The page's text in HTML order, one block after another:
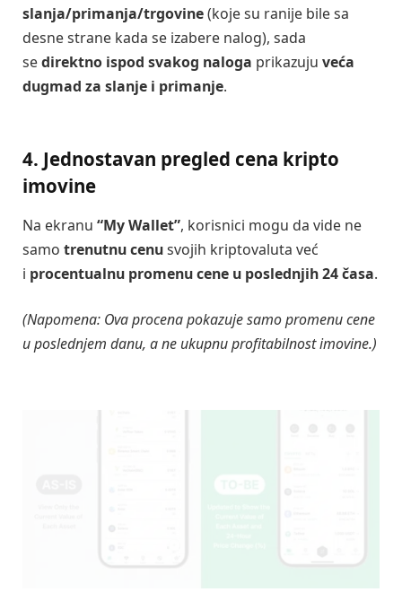
slanja/primanja/trgovine(koje su ranije bile sa
desne strane kada se izabere nalog), sada
sedirektno ispod svakog naloga prikazuju veća
dugmad za slanje i primanje.
4. Jednostavan pregled cena kripto
imovine
Na ekranu “My Wallet”, korisnici mogu da vide ne
samo trenutnu cenusvojih kriptovaluta već
i procentualnu promenu cene u poslednjih 24 časa.
(Napomena: Ova procena pokazuje samo promenu cene
u poslednjem danu, a ne ukupnu profitabilnost imovine.)